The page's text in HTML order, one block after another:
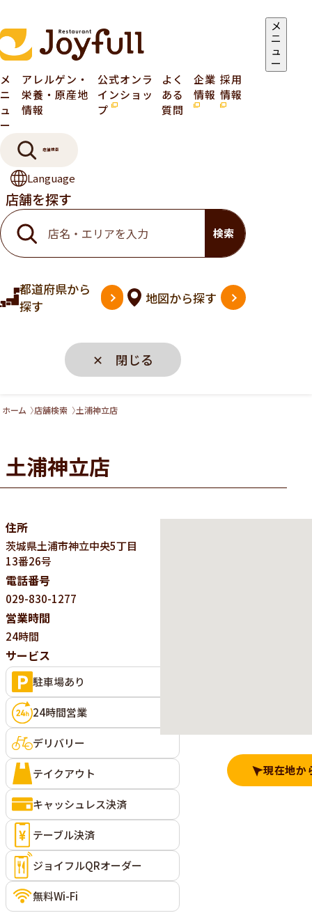
メ
ニ
ュ
ー
メ
ニ
ュ
ー
アレルゲン・
栄養・原産地
情報
公式オンラ
インショッ
プ
よく
ある
質問
企業
情報
採用
情報
店舗検索
Language
店舗を探す
検索
都道府県から
探す
地図から探す
✕ 閉じる
ホーム 店舗検索 土浦神立店
土浦神立店
住所
茨城県土浦市神立中央5丁目
13番26号
電話番号
029-830-1277
営業時間
24時間
サービス
駐車場あり
24時間営業
デリバリー
テイクアウト
キャッシュレス決済
テーブル決済
ジョイフルQRオーダー
無料Wi-Fi
現在地か